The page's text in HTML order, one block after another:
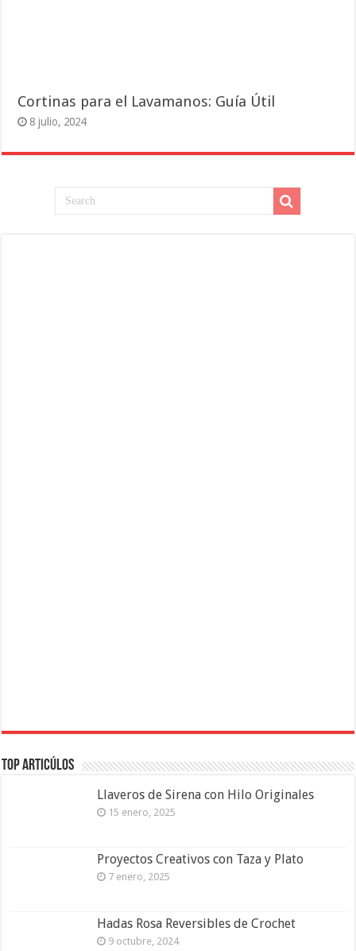
Cortinas para el Lavamanos: Guía Útil
8 julio, 2024
Top Articúlos
Llaveros de Sirena con Hilo Originales
15 enero, 2025
Proyectos Creativos con Taza y Plato
7 enero, 2025
Hadas Rosa Reversibles de Crochet
9 octubre, 2024